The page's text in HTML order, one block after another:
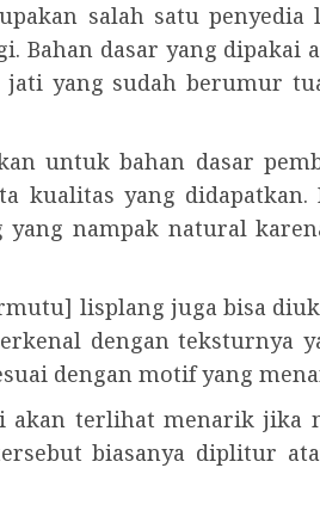
salah satu
Bahan dasar yang dipakai
yang sudah berumur
untuk bahan dasar
kualitas yang
yang nampak natural
lisplang juga bisa
dengan teksturnya
dengan motif yang
terlihat menarik jika
biasanya diplitur